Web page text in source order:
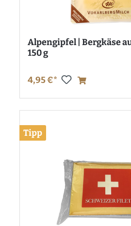
Alpengipfel | Bergkäse
150 g
4,95 €*
Tipp